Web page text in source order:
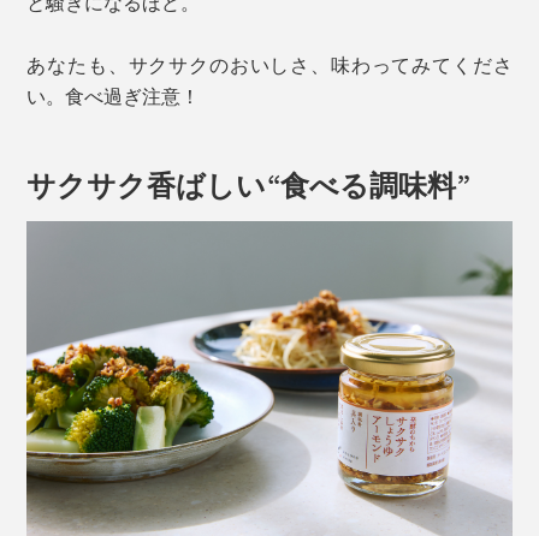
あなたも、サクサクのおいしさ、味わってみてくださ
い。食べ過ぎ注意！
サクサク香ばしい“食べる調味料”